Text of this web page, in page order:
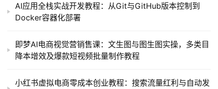
AI应用全栈实战开发教程：从Git与GitHub版本控制到
Docker容器化部署
即梦AI电商视觉营销售课：文生图与图生图实操，多类目
降本增效及爆款短视频批量制作教程
小红书虚拟电商零成本创业教程：搜索流量红利与自动发